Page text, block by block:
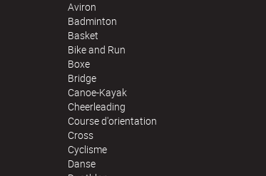
Aviron
Badminton
Basket
Bike and Run
Boxe
Bridge
Canoe-Kayak
Cheerleading
Course d'orientation
Cross
Cyclisme
Danse